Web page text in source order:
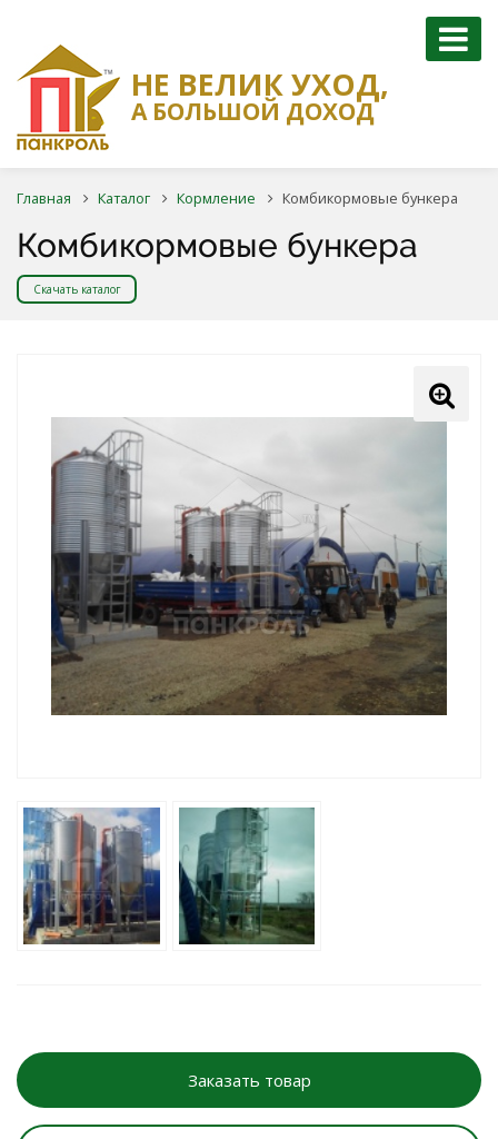
НЕ ВЕЛИК УХОД,
А БОЛЬШОЙ ДОХОД
Главная Каталог Кормление Комбикормовые бункера
Комбикормовые бункера
Скачать каталог
Заказать товар